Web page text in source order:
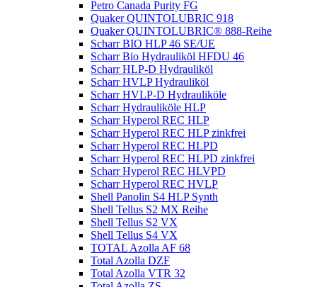
Petro Canada Purity FG
Quaker QUINTOLUBRIC 918
Quaker QUINTOLUBRIC® 888-Reihe
Scharr BIO HLP 46 SE/UE
Scharr Bio Hydrauliköl HFDU 46
Scharr HLP-D Hydrauliköl
Scharr HVLP Hydrauliköl
Scharr HVLP-D Hydrauliköle
Scharr Hydrauliköle HLP
Scharr Hyperol REC HLP
Scharr Hyperol REC HLP zinkfrei
Scharr Hyperol REC HLPD
Scharr Hyperol REC HLPD zinkfrei
Scharr Hyperol REC HLVPD
Scharr Hyperol REC HVLP
Shell Panolin S4 HLP Synth
Shell Tellus S2 MX Reihe
Shell Tellus S2 VX
Shell Tellus S4 VX
TOTAL Azolla AF 68
Total Azolla DZF
Total Azolla VTR 32